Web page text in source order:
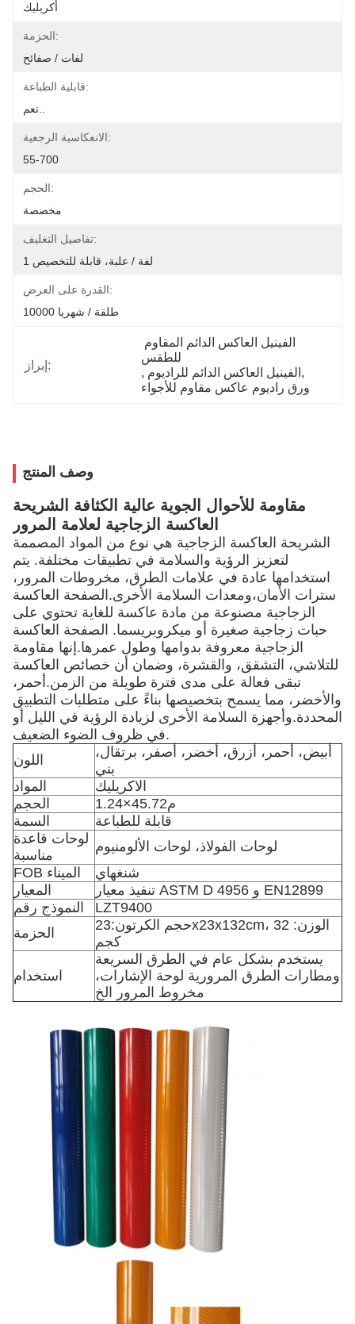
أكريليك
الحزمة:
لفات / صفائح
قابلية الطباعة:
الانعكاسية الرجعية:
55-700
الحجم:
مخصصة
تفاصيل التغليف:
1 لفة / علبة، قابلة للتخصيص
القدرة على العرض:
10000 طلقة / شهريا
إبراز:
للطقس
, الفينيل العاكس الدائم للراديوم ,
ورق راديوم عاكس مقاوم للأجواء
وصف المنتج
مقاومة للأحوال الجوية عالية الكثافة الشريحة
العاكسة الزجاجية لعلامة المرور
الشريحة العاكسة الزجاجية هي نوع من المواد المصممة
لتعزيز الرؤية والسلامة في تطبيقات مختلفة. يتم
استخدامها عادة في علامات الطرق، مخروطات المرور،
سترات الأمان،ومعدات السلامة الأخرى.الصفحة العاكسة
الزجاجية مصنوعة من مادة عاكسة للغاية تحتوي على
حبات زجاجية صغيرة أو ميكروبريسما. الصفحة العاكسة
الزجاجية معروفة بدوامها وطول عمرها.إنها مقاومة
للتلاشي، التشقق، والقشرة، وضمان أن خصائص العاكسة
تبقى فعالة على مدى فترة طويلة من الزمن.أحمر،
والأخضر، مما يسمح بتخصيصها بناءً على متطلبات التطبيق
المحددة.وأجهزة السلامة الأخرى لزيادة الرؤية في الليل أو
في ظروف الضوء الضعيف.
اللون
أبيض، أحمر، أزرق، أخضر، أصفر، برتقال،
بني
المواد
الاكريليك
الحجم
1.24×45.72م
السمة
قابلة للطباعة
لوحات قاعدة
مناسبة
لوحات الفولاذ، لوحات الألومنيوم
FOB الميناء
شنغهاي
المعيار
تنفيذ معيار ASTM D 4956 و EN12899
النموذج رقم
LZT9400
الحزمة
حجم الكرتون:23x23x132cm، الوزن: 32
كجم
استخدام
يستخدم بشكل عام في الطرق السريعة
ومطارات الطرق المرورية لوحة الإشارات،
مخروط المرور الخ